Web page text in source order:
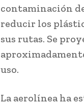
contaminación
reducir los
sus rutas. Se
uso.
La aerolínea ha